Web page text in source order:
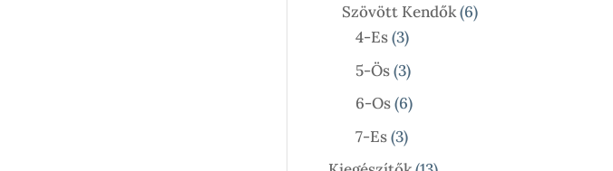
Szövött Kendők 66
4-Es 33
Termék
5-Ös 33
Termék
6-Os 66
7-Es 33
Termék